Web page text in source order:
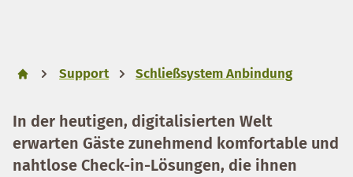
Support Schließsystem Anbindung
In der heutigen, digitalisierten Welt
erwarten Gäste zunehmend komfortable und
nahtlose Check-in-Lösungen, die ihnen